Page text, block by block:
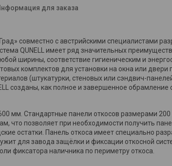
для заказа
совместно с австрийскими специалистами
QUNELL имеет ряд значительных
ширины, соответствие гигиеническим и
комплектов для установки на окна или
(штукатурки, стеновых или сэндвич-
созданы, как полное и завершенное обрамление
мм. Стандартные панели откосов размерами
что позволяет при необходимости получить
остатки. Панель откоса имеет специально
для завода защёлки и фиксации откосной
фиксатора наличника по периметру откоса.